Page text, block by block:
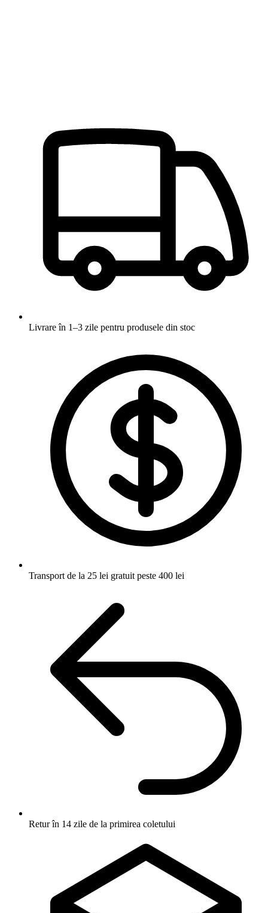
Livrare în 1–3 zile pentru produsele din stoc
Transport de la 25 lei gratuit peste 400 lei
Retur în 14 zile de la primirea coletului